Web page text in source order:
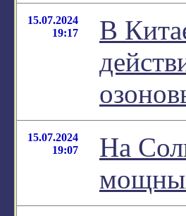
15.07.2024
19:17
В
15.07.2024
19:07
На